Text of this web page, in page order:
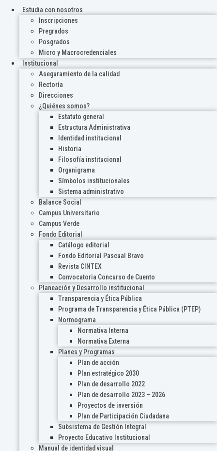
Estudia con nosotros
Inscripciones
Pregrados
Posgrados
Micro y Macrocredenciales
Institucional
Aseguramiento de la calidad
Rectoría
Direcciones
¿Quiénes somos?
Estatuto general
Estructura Administrativa
Identidad institucional
Historia
Filosofía institucional
Organigrama
Símbolos institucionales
Sistema administrativo
Balance Social
Campus Universitario
Campus Verde
Fondo Editorial
Catálogo editorial
Fondo Editorial Pascual Bravo
Revista CINTEX
Convocatoria Concurso de Cuento
Planeación y Desarrollo institucional
Transparencia y Ética Pública
Programa de Transparencia y Ética Pública (PTEP)
Normograma
Normativa Interna
Normativa Externa
Planes y Programas
Plan de acción
Plan estratégico 2030
Plan de desarrollo 2022
Plan de desarrollo 2023 – 2026
Proyectos de inversión
Plan de Participación Ciudadana
Subsistema de Gestión Integral
Proyecto Educativo Institucional
Manual de identidad visual